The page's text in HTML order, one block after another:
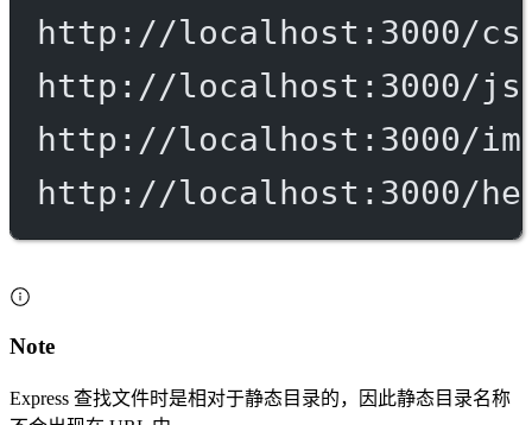
http://localhost:3000/
http://localhost:3000/
http://localhost:3000/
http://localhost:3000/
Note
Express 查找文件时是相对于静态目录的，因此静态目录名称